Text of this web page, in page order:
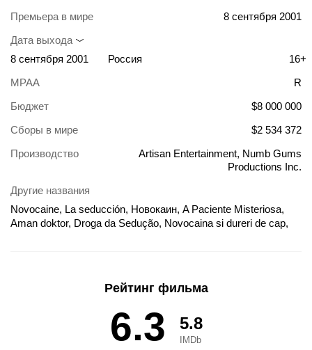
Премьера в мире
8 сентября 2001
Дата выхода
8 сентября 2001
Россия
16+
MPAA
R
Бюджет
$8 000 000
Сборы в мире
$2 534 372
Производство
Artisan Entertainment, Numb Gums
Productions Inc.
Другие названия
Novocaine, La seducción, Новокаин, A Paciente Misteriosa,
Aman doktor, Droga da Sedução, Novocaina si dureri de cap,
齿嫌疑犯, 麻醉性謀殺, 麻醉性谋杀
Рейтинг фильма
6.3 5.8
IMDb